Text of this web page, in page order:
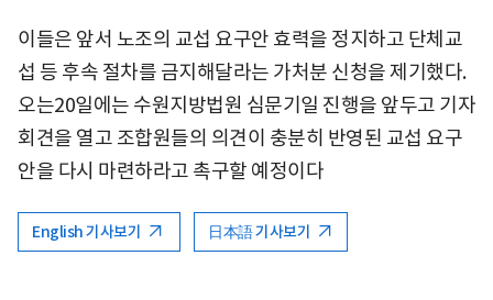
이들은 앞서 노조의 교섭 요구안 효력을 정지하고 단체교
섭 등 후속 절차를 금지해달라는 가처분 신청을 제기했다.
오는20일에는 수원지방법원 심문기일 진행을 앞두고 기자
회견을 열고 조합원들의 의견이 충분히 반영된 교섭 요구
안을 다시 마련하라고 촉구할 예정이다
English 기사보기 日本語 기사보기